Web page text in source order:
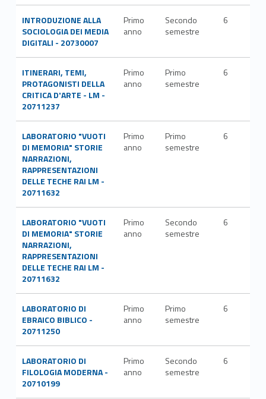
INTRODUZIONE ALLA
SOCIOLOGIA DEI MEDIA
DIGITALI - 20730007
Primo
anno
Secondo
semestre
6
ITINERARI, TEMI,
PROTAGONISTI DELLA
CRITICA D'ARTE - LM -
20711237
Primo
anno
Primo
semestre
6
LABORATORIO "VUOTI
DI MEMORIA" STORIE
NARRAZIONI,
RAPPRESENTAZIONI
DELLE TECHE RAI LM -
20711632
Primo
anno
Primo
semestre
6
LABORATORIO "VUOTI
DI MEMORIA" STORIE
NARRAZIONI,
RAPPRESENTAZIONI
DELLE TECHE RAI LM -
20711632
Primo
anno
Secondo
semestre
6
LABORATORIO DI
EBRAICO BIBLICO -
20711250
Primo
anno
Primo
semestre
6
LABORATORIO DI
FILOLOGIA MODERNA -
20710199
Primo
anno
Secondo
semestre
6